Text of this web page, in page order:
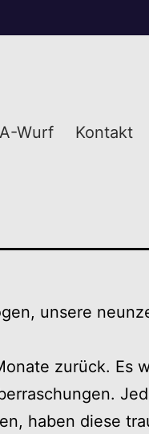
A-Wurf Kontakt
unsere
zurück. Es
haben diese